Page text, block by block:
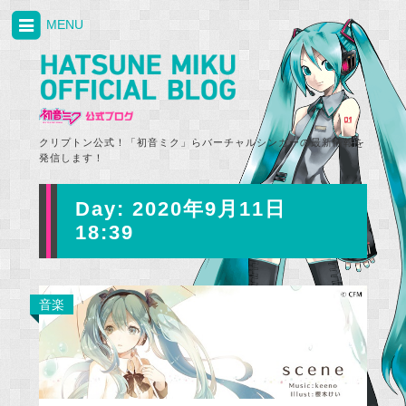
クリプトン公式！「初音ミク」らバーチャルシンガーの最新情報を
発信します！
MENU
Day: 2020年9月11日
18:39
音楽